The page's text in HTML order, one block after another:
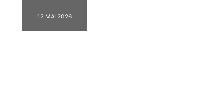
12 MAI 2026